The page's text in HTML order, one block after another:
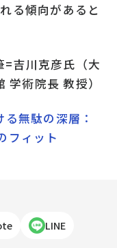
る傾向があると
吉川克彦氏（大
学術院長 教授）
無駄の深層：
フィット
LINE